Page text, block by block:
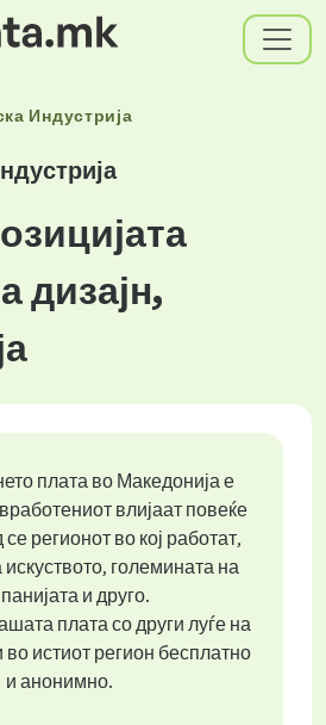
Индустрија
дизајн,
плата во Македонија е
влијаат повеќе
регионот во кој работат,
големината на
и друго.
плата со други луѓе на
во истиот регион бесплатно
и анонимно.